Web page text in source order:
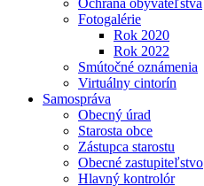
Ochrana obyvateľstva
Fotogalérie
Rok 2020
Rok 2022
Smútočné oznámenia
Virtuálny cintorín
Samospráva
Obecný úrad
Starosta obce
Zástupca starostu
Obecné zastupiteľstvo
Hlavný kontrolór